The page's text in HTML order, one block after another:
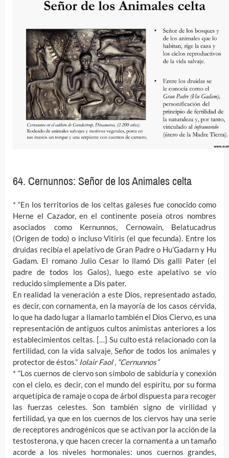
64. Cernunnos: Señor de los Animales celta
* “En los territorios de los celtas galeses fue conocido como
Herne el Cazador, en el continente poseía otros nombres
asociados como Kernunnos, Cernowain, Belatucadrus
(Origen de todo) o incluso Vitiris (el que fecunda). Entre los
druidas recibía el apelativo de Gran Padre o Hu’Gadarn y Hu
Gadam. El romano Julio Cesar lo llamó Dis galli Pater (el
padre de todos los Galos), luego este apelativo se vio
reducido simplemente a Dis pater.
En realidad la veneración a este Dios, representado astado,
es decir, con cornamenta, en la mayoría de los casos cérvida,
lo que ha dado lugar a llamarlo también el Dios Ciervo, es una
representación de antiguos cultos animistas anteriores a los
establecimientos celtas. […] Su culto está relacionado con la
fertilidad, con la vida salvaje, Señor de todos los animales y
protector de éstos.” Iolair Faol , “Cernunnos”
* “Los cuernos de ciervo son símbolo de sabiduría y conexión
con el cielo, es decir, con el mundo del espíritu, por su forma
arquetípica de ramaje o copa de árbol dispuesta para recoger
las fuerzas celestes. Son también signo de virilidad y
fertilidad, ya que en los cuernos de los ciervos hay una serie
de receptores androgénicos que se activan por la acción de la
testosterona, y que hacen crecer la cornamenta a un tamaño
acorde a los niveles hormonales: unos cuernos grandes,